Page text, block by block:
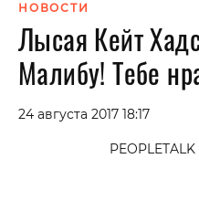
СПЕЦПРОЕКТЫ
ИНТЕРВЬЮ
ПОКОЛЕНИЕ
НОВОСТИ
Лысая Кейт
Малибу! Тебе
24 августа 2017 18:17
PEOPLETALK